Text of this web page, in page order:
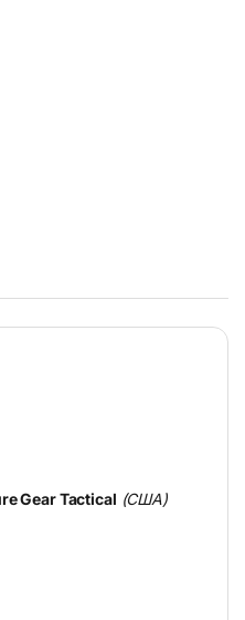
Gear Tactical (США)